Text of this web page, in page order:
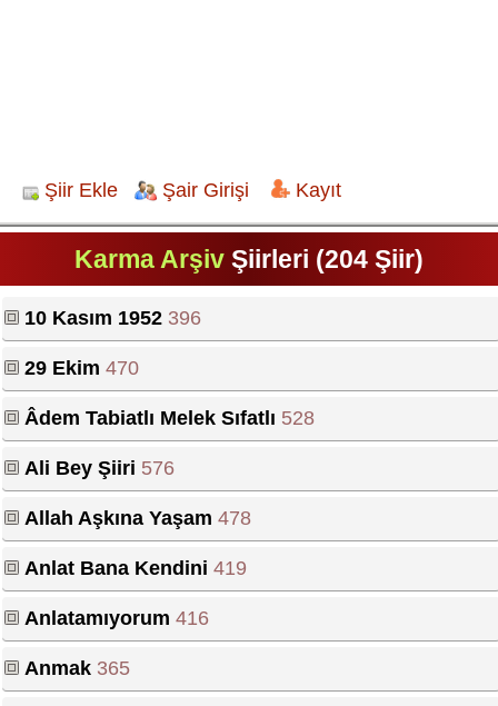
Şiir Ekle Şair Girişi Kayıt
Karma Arşiv Şiirleri (204 Şiir)
10 Kasım 1952 396
29 Ekim 470
Âdem Tabiatlı Melek Sıfatlı 528
Ali Bey Şiiri 576
Allah Aşkına Yaşam 478
Anlat Bana Kendini 419
Anlatamıyorum 416
Anmak 365